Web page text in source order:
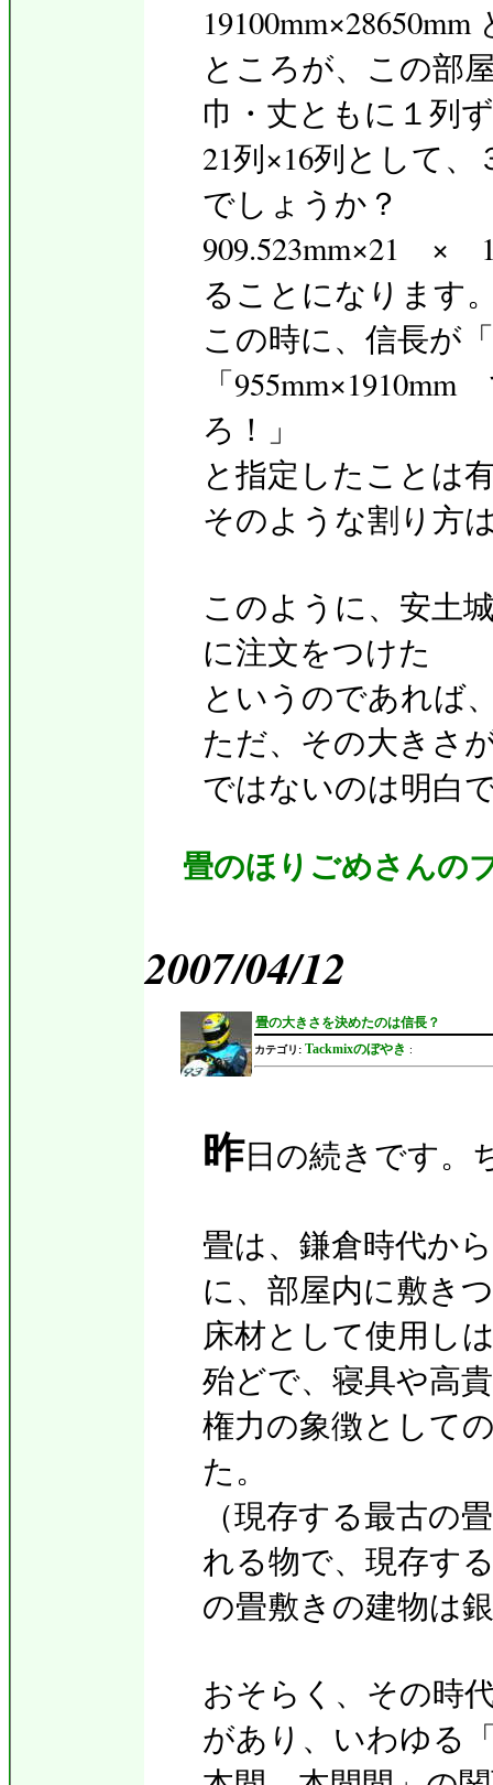
ところが、この部
巾・丈ともに１列
21列×16列として
でしょうか？
909.523mm×21 ×
ることになります
この時に、信長が
「
ろ！」
と指定したことは
そのような割り方
このように、安土
に注文をつけた
というのであれば
ただ、その大きさ
ではないのは明白
畳のほりごめさんの
2007/04/12
畳の大きさを決めたのは信長？
カテゴリ: Tackmixのぼやき :
昨日の続きです。
畳は、鎌倉時代か
に、部屋内に敷き
床材として使用し
殆どで、寝具や高
権力の象徴として
た。
（現存する最古の
れる物で、現存す
の畳敷きの建物は
おそらく、その時
があり、いわゆる